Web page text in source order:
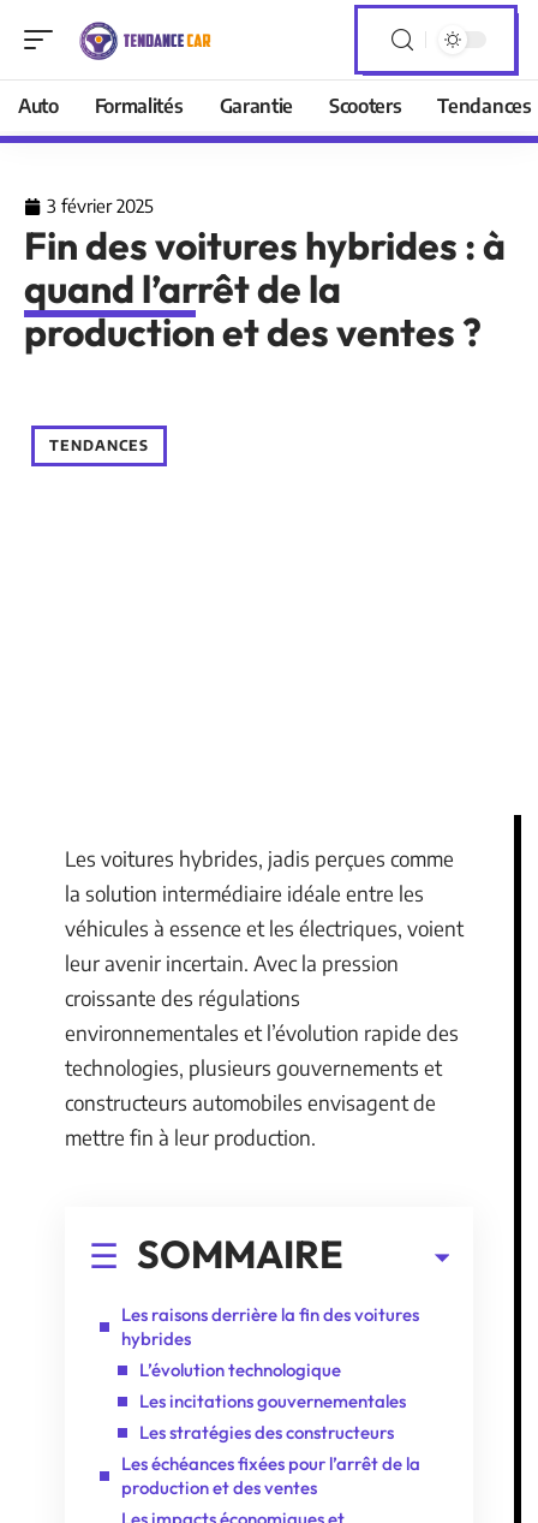
Auto Formalités Garantie Scooters Tendances
3 février 2025
Fin des voitures hybrides : à
quand l’arrêt de la
production et des ventes ?
TENDANCES
Les voitures hybrides, jadis perçues comme
la solution intermédiaire idéale entre les
véhicules à essence et les électriques, voient
leur avenir incertain. Avec la pression
croissante des régulations
environnementales et l’évolution rapide des
technologies, plusieurs gouvernements et
constructeurs automobiles envisagent de
mettre fin à leur production.
SOMMAIRE
Les raisons derrière la fin des voitures
hybrides
L’évolution technologique
Les incitations gouvernementales
Les stratégies des constructeurs
Les échéances fixées pour l’arrêt de la
production et des ventes
Les impacts économiques et